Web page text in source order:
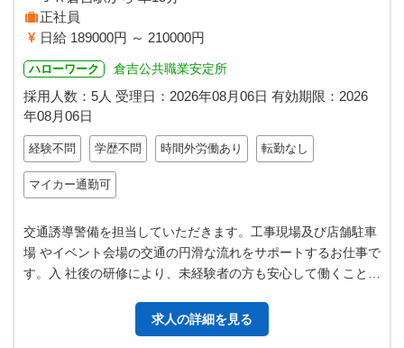
正社員
日給 189000円 ～ 210000円
ハローワーク 倉吉公共職業安定所
採用人数：5人 受理日： 2026年08月06日 有効期限： 2026
年08月06日
経験不問 学歴不問 時間外労働あり 転勤なし
マイカー通勤可
交通誘導警備を担当していただきます。工事現場及び店舗駐車
場 やイベント会場の交通の円滑な流れをサポートするお仕事で
す。入 社後の研修により、未経験者の方も安心して働くことが
求人の詳細を見る